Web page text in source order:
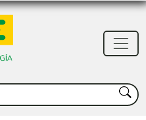
Buscar